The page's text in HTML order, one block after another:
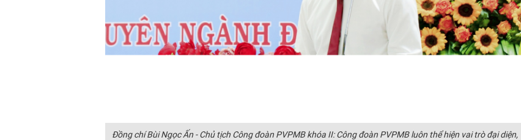
Đồng chí Bùi Ngọc Ấn - Chủ tịch Công đoàn PVPMB khóa II: Công đoàn PVPMB luôn thể hiện vai trò đại diện,